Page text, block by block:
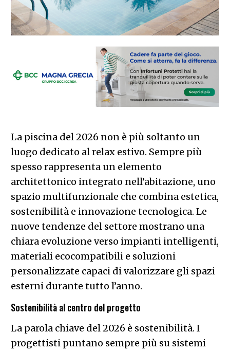
La piscina del 2026 non è più soltanto un
luogo dedicato al relax estivo. Sempre più
spesso rappresenta un elemento
architettonico integrato nell’abitazione, uno
spazio multifunzionale che combina estetica,
sostenibilità e innovazione tecnologica. Le
nuove tendenze del settore mostrano una
chiara evoluzione verso impianti intelligenti,
materiali ecocompatibili e soluzioni
personalizzate capaci di valorizzare gli spazi
esterni durante tutto l’anno.
Sostenibilità al centro del progetto
La parola chiave del 2026 è sostenibilità. I
progettisti puntano sempre più su sistemi